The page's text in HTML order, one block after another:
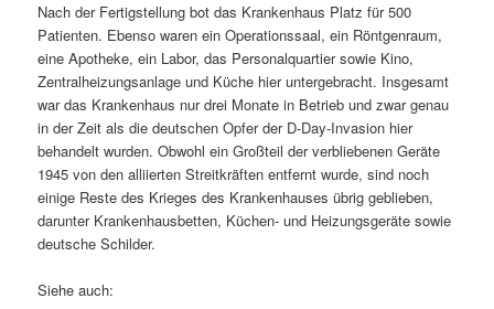
Nach der Fertigstellung bot das Krankenhaus Platz für 500
Patienten. Ebenso waren ein Operationssaal, ein Röntgenraum,
eine Apotheke, ein Labor, das Personalquartier sowie Kino,
Zentralheizungsanlage und Küche hier untergebracht. Insgesamt
war das Krankenhaus nur drei Monate in Betrieb und zwar genau
in der Zeit als die deutschen Opfer der D-Day-Invasion hier
behandelt wurden. Obwohl ein Großteil der verbliebenen Geräte
1945 von den alliierten Streitkräften entfernt wurde, sind noch
einige Reste des Krieges des Krankenhauses übrig geblieben,
darunter Krankenhausbetten, Küchen- und Heizungsgeräte sowie
deutsche Schilder.
Siehe auch: